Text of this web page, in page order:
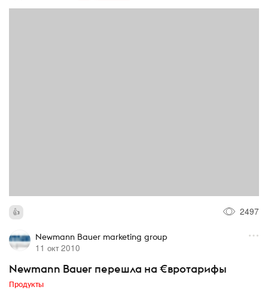
2497
Newmann Bauer marketing group
11 окт 2010
Newmann Bauer перешла на €вротарифы
Продукты